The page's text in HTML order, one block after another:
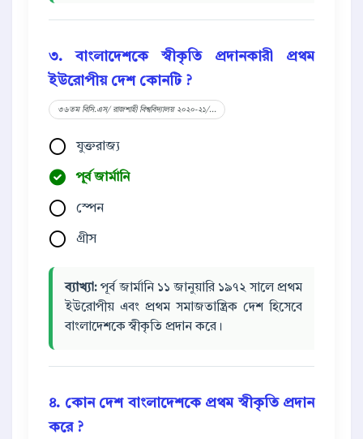
৩. বাংলাদেশকে স্বীকৃতি প্রদানকারী প্রথম
ইউরোপীয় দেশ কোনটি ?
৩৬তম বিসি.এস/ রাজশাহী বিশ্ববিদ্যালয় ২০২০-২১/...
যুক্তরাজ্য
পূর্ব জার্মানি
স্পেন
গ্রীস
ব্যাখ্যা: পূর্ব জার্মানি ১১ জানুয়ারি ১৯৭২ সালে প্রথম
ইউরোপীয় এবং প্রথম সমাজতান্ত্রিক দেশ হিসেবে
বাংলাদেশকে স্বীকৃতি প্রদান করে।
৪. কোন দেশ বাংলাদেশকে প্রথম স্বীকৃতি প্রদান
করে ?